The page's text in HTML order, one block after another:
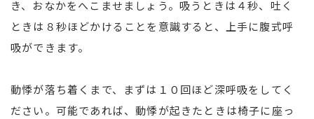
き、おなかをへこませましょう。吸うときは４秒、吐く
ときは８秒ほどかけることを意識すると、上手に腹式呼
吸ができます。
動悸が落ち着くまで、まずは１０回ほど深呼吸をしてく
ださい。可能であれば、動悸が起きたときは椅子に座っ